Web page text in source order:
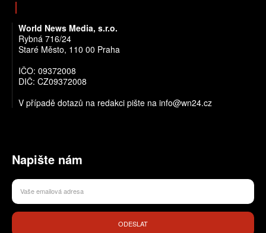
World News Media, s.r.o.
Rybná 716/24
Staré Město, 110 00 Praha
IČO: 09372008
DIČ: CZ09372008
V případě dotazů na redakci pište na info@wn24.cz
Napište nám
ODESLAT